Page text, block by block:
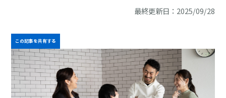
最終更新日：2025/09/28
この記事を共有する